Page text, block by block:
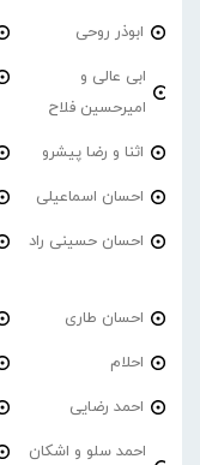
ابوذر روحی
ابی عالی و
امیرحسین فلاح
اثنا و رضا پیشرو
احسان اسماعیلی
احسان حسینی راد
احسان طاری
احلام
احمد‌ رضایی
احمد سلو و اشکان